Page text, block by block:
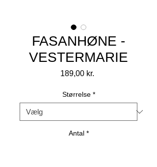
FASANHØNE -
VESTERMARIE
189,00 kr.
Størrelse *
Antal *